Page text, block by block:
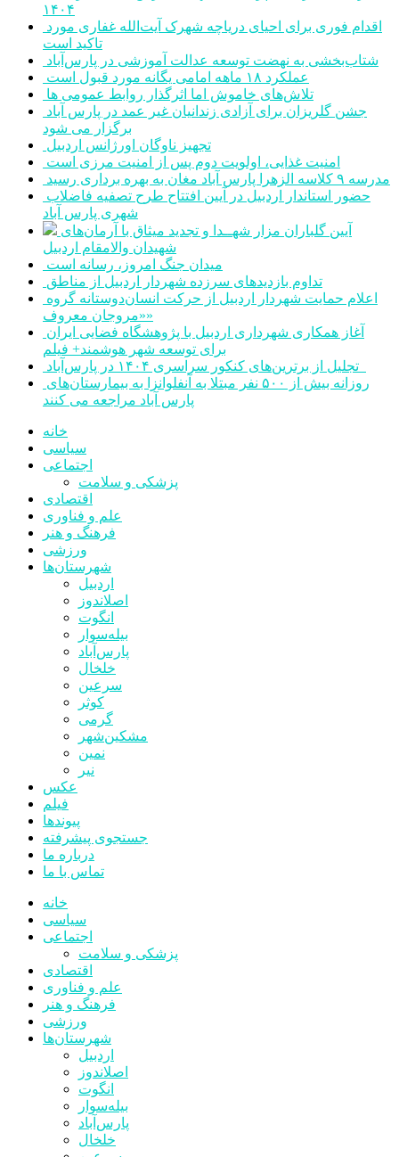
۱۴۰۴
تاکید است
شتاب‌بخشی به نهضت توسعه عدالت آموزشی در پارس‌آباد
عملکرد ۱۸ ماهه امامی یگانه مورد قبول است
تلاش‌های خاموش اما اثرگذار روابط عمومی ها
برگزار می شود
تجهیز ناوگان اورژانس اردبیل
امنیت غذایی، اولویت دوم پس از امنیت مرزی است
مدرسه ۹ کلاسه الزهرا پارس آباد مغان به بهره برداری رسید
شهری پارس آباد
شهیدان والامقام اردبیل
میدان جنگ امروز، رسانه است
تداوم بازدیدهای سرزده شهردار اردبیل از مناطق
«مروجان معروف»
برای توسعه شهر هوشمند+ فیلم
پارس آباد مراجعه می کنند
خانه
سیاسی
اجتماعی
پزشکی و سلامت
اقتصادی
علم و فناوری
فرهنگ و هنر
ورزشی
شهرستان‌ها
اردبیل
اصلاندوز
انگوت
بیله‌سوار
پارس‌آباد
خلخال
سرعین
کوثر
گرمی
مشکین‌شهر
نمین
نیر
عکس
فیلم
پیوندها
جستجوی پیشرفته
درباره ما
تماس با ما
خانه
سیاسی
اجتماعی
پزشکی و سلامت
اقتصادی
علم و فناوری
فرهنگ و هنر
ورزشی
شهرستان‌ها
اردبیل
اصلاندوز
انگوت
بیله‌سوار
پارس‌آباد
خلخال